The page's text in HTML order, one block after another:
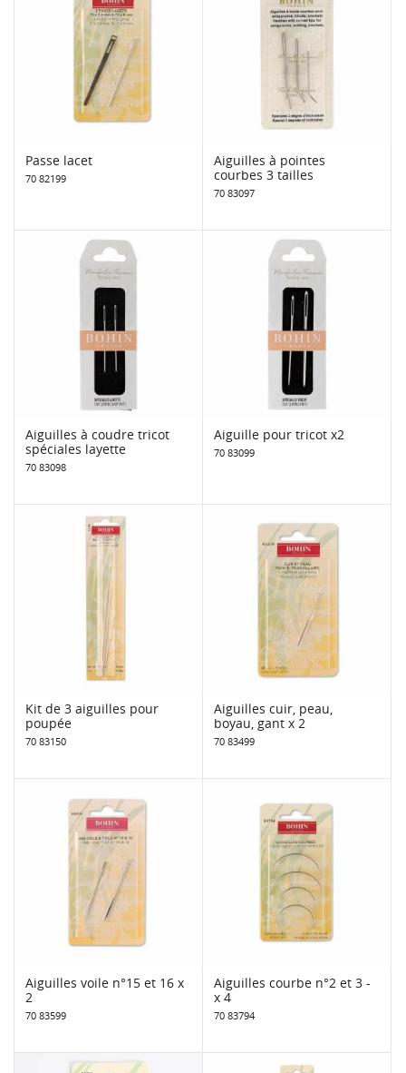
Passe lacet
70 82199
Aiguilles à pointes
courbes 3 tailles
70 83097
Aiguilles à coudre tricot
spéciales layette
70 83098
Aiguille pour tricot x2
70 83099
Kit de 3 aiguilles pour
poupée
70 83150
Aiguilles cuir, peau,
boyau, gant x 2
70 83499
Aiguilles voile n°15 et 16 x
2
70 83599
Aiguilles courbe n°2 et 3 -
x 4
70 83794